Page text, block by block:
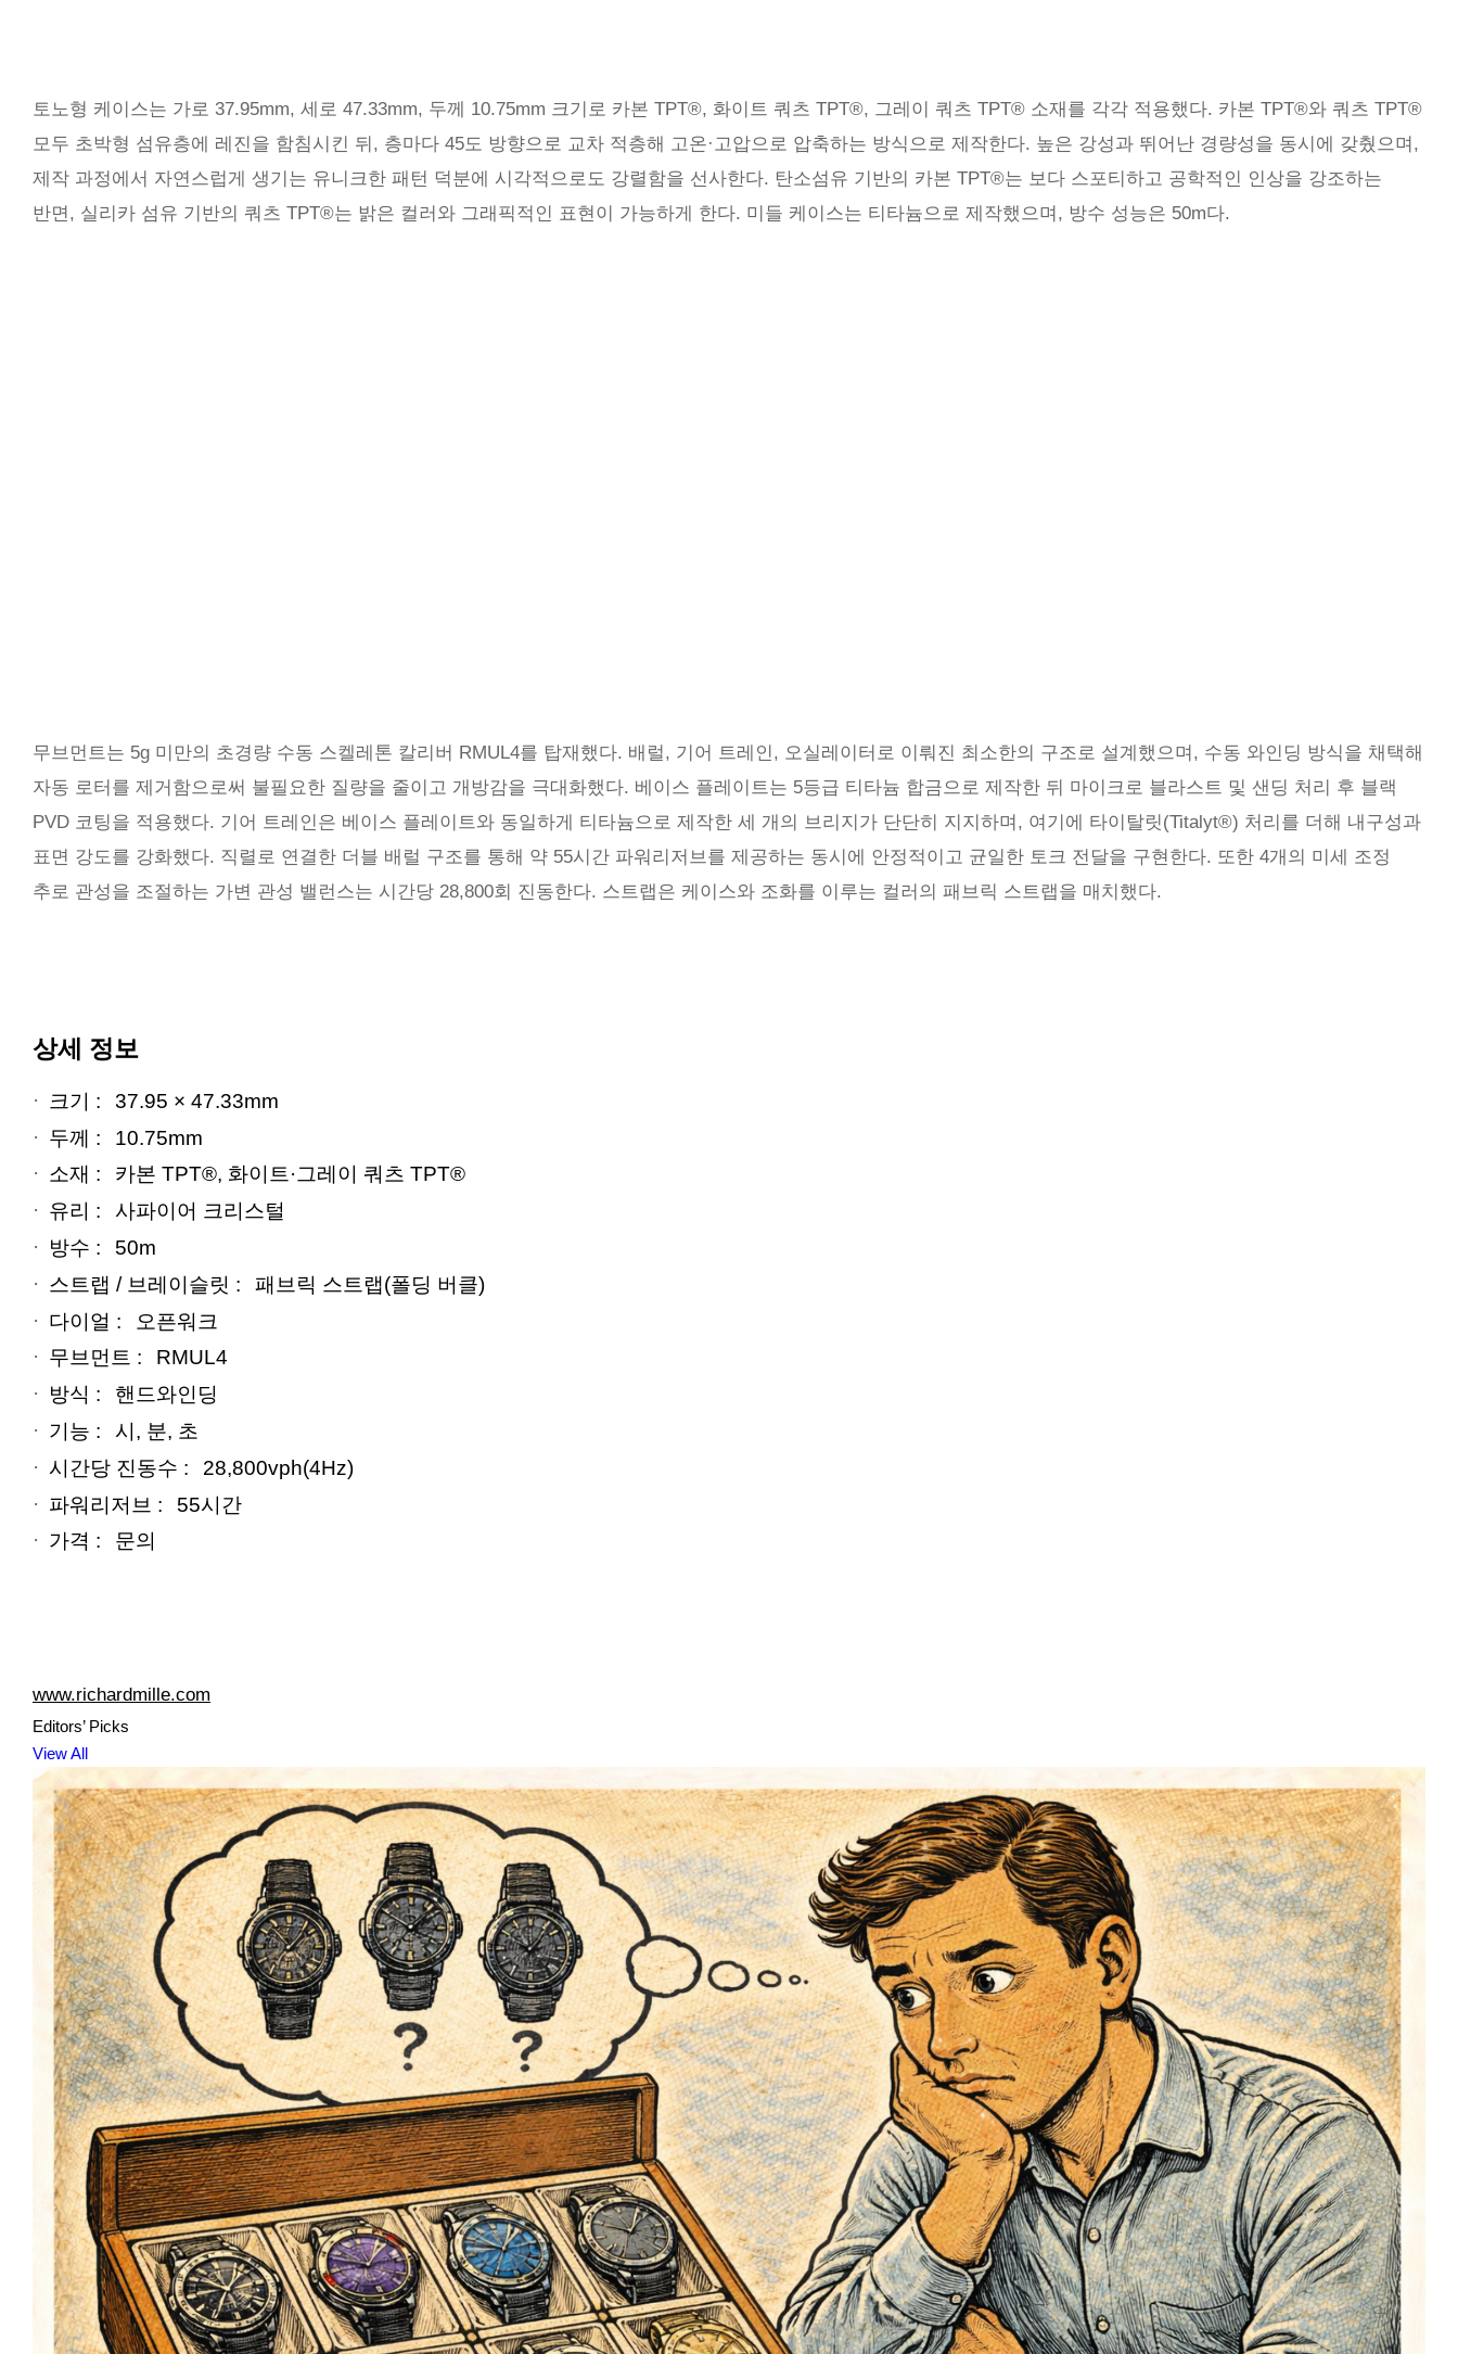
토노형 케이스는 가로 37.95mm, 세로 47.33mm, 두께 10.75mm 크기로 카본 TPT®, 화이트 쿼츠 TPT®, 그레이 쿼츠 TPT® 소재를 각각 적용했다. 카본 TPT®와 쿼츠 TPT®
모두 초박형 섬유층에 레진을 함침시킨 뒤, 층마다 45도 방향으로 교차 적층해 고온·고압으로 압축하는 방식으로 제작한다. 높은 강성과 뛰어난 경량성을 동시에 갖췄으며,
제작 과정에서 자연스럽게 생기는 유니크한 패턴 덕분에 시각적으로도 강렬함을 선사한다. 탄소섬유 기반의 카본 TPT®는 보다 스포티하고 공학적인 인상을 강조하는
반면, 실리카 섬유 기반의 쿼츠 TPT®는 밝은 컬러와 그래픽적인 표현이 가능하게 한다. 미들 케이스는 티타늄으로 제작했으며, 방수 성능은 50m다.
무브먼트는 5g 미만의 초경량 수동 스켈레톤 칼리버 RMUL4를 탑재했다. 배럴, 기어 트레인, 오실레이터로 이뤄진 최소한의 구조로 설계했으며, 수동 와인딩 방식을 채택해
자동 로터를 제거함으로써 불필요한 질량을 줄이고 개방감을 극대화했다. 베이스 플레이트는 5등급 티타늄 합금으로 제작한 뒤 마이크로 블라스트 및 샌딩 처리 후 블랙
PVD 코팅을 적용했다. 기어 트레인은 베이스 플레이트와 동일하게 티타늄으로 제작한 세 개의 브리지가 단단히 지지하며, 여기에 타이탈릿(Titalyt®) 처리를 더해 내구성과
표면 강도를 강화했다. 직렬로 연결한 더블 배럴 구조를 통해 약 55시간 파워리저브를 제공하는 동시에 안정적이고 균일한 토크 전달을 구현한다. 또한 4개의 미세 조정
추로 관성을 조절하는 가변 관성 밸런스는 시간당 28,800회 진동한다. 스트랩은 케이스와 조화를 이루는 컬러의 패브릭 스트랩을 매치했다.
상세 정보
크기 :
37.95 × 47.33mm
두께 :
10.75mm
소재 :
카본 TPT®, 화이트·그레이 쿼츠 TPT®
유리 :
사파이어 크리스털
방수 :
50m
스트랩 / 브레이슬릿 :
패브릭 스트랩(폴딩 버클)
다이얼 :
오픈워크
무브먼트 :
RMUL4
방식 :
핸드와인딩
기능 :
시, 분, 초
시간당 진동수 :
28,800vph(4Hz)
파워리저브 :
55시간
가격 :
문의
www.richardmille.com
Editors’ Picks
View All